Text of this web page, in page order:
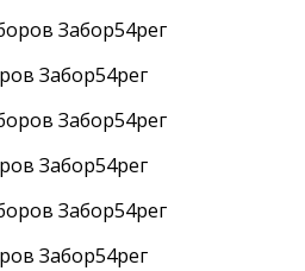
Забор54рег
Забор54рег
Забор54рег